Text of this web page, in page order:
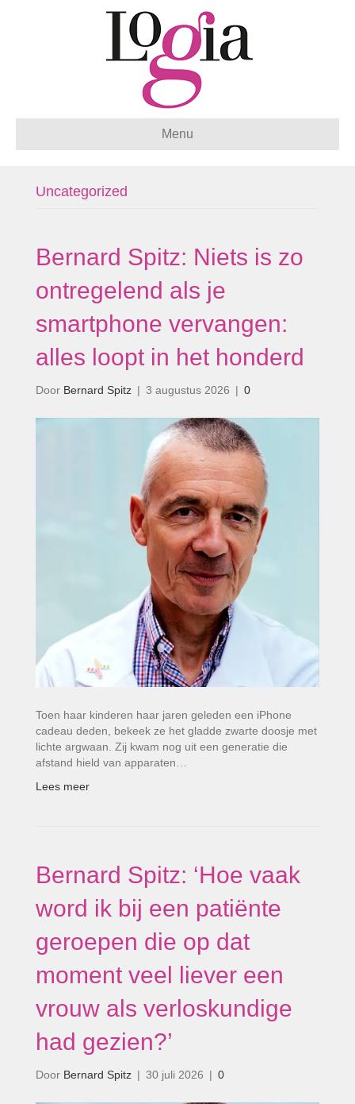
Menu
Uncategorized
Bernard Spitz: Niets is zo
ontregelend als je
smartphone vervangen:
alles loopt in het honderd
Door Bernard Spitz | 3 augustus 2026 | 0
Toen haar kinderen haar jaren geleden een iPhone
cadeau deden, bekeek ze het gladde zwarte doosje met
lichte argwaan. Zij kwam nog uit een generatie die
afstand hield van apparaten…
Lees meer
Bernard Spitz: ‘Hoe vaak
word ik bij een patiënte
geroepen die op dat
moment veel liever een
vrouw als verloskundige
had gezien?’
Door Bernard Spitz | 30 juli 2026 | 0